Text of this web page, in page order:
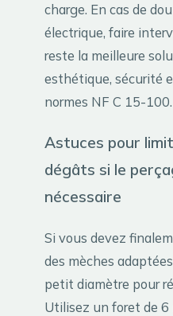
charge. En cas de
électrique, faire
reste la meilleure
esthétique, sécurité
normes NF C 15-100.
Astuces pour
dégâts si le
nécessaire
Si vous devez
des mèches
petit diamètre pour
Utilisez un foret de 6